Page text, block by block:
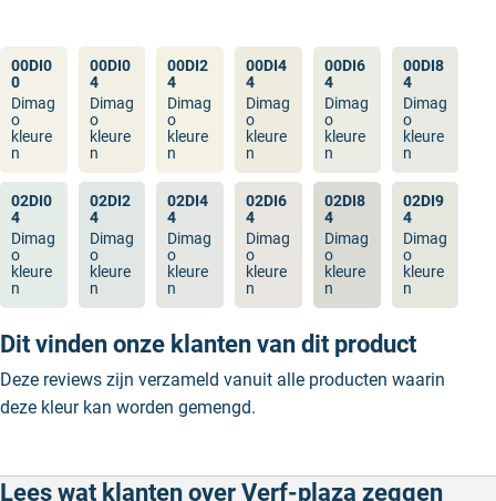
00DI0
0
Dimag
o
kleure
n
00DI0
4
Dimag
o
kleure
n
00DI2
4
Dimag
o
kleure
n
00DI4
4
Dimag
o
kleure
n
00DI6
4
Dimag
o
kleure
n
00DI8
4
Dimag
o
kleure
n
02DI0
4
Dimag
o
kleure
n
02DI2
4
Dimag
o
kleure
n
02DI4
4
Dimag
o
kleure
n
02DI6
4
Dimag
o
kleure
n
02DI8
4
Dimag
o
kleure
n
02DI9
4
Dimag
o
kleure
n
Dit vinden onze klanten van dit product
Deze reviews zijn verzameld vanuit alle producten waarin
deze kleur kan worden gemengd.
Lees wat klanten over Verf-plaza zeggen